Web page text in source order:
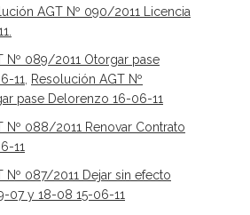
AGT Nº 090/2011 Licencia
Nº 089/2011 Otorgar pase
11
Resolución AGT Nº
pase Delorenzo 16-06-11
Nº 088/2011 Renovar Contrato
11
Nº 087/2011 Dejar sin efecto
07 y 18-08 15-06-11